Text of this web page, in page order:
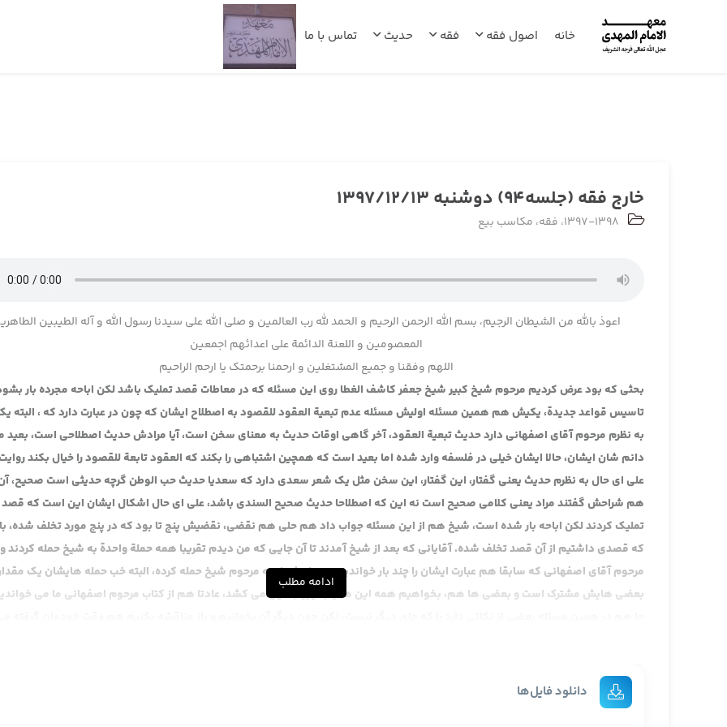
خانه اصول فقه فقه حدیث تماس با ما
خارج فقه (جلسه94) دوشنبه 1397/12/13
1397-1398، فقه، مکاسب بیع
اعوذ بالله من الشیطان الرجیم، بسم الله الرحمن الرحیم و الحمد لله رب العالمین و صلی الله علی سیدنا رسول الله و آله الطیبین
المعصومین و اللعنة الدائمة علی اعدائهم اجمعین
اللهم وفقنا و جمیع المشتغلین و ارحمنا برحمتک یا ارحم الراحیم
بحثی که بود عرض کردیم مرحوم شیخ کبیر شیخ جعفر کاشف الغطا روی این مسئله که در معاطات قصد تملیک باشد لکن اباحه مجرده بار
تاسیس قواعد جدیدة، یکیش هم همین مسئله اولیش مسئله عدم تبعیة العقود للقصود به اصطلاح ایشان که چون در عبارت دارد که ، البته
به نظرم مرحوم آقای اصفهانی دارد حدیث تبعیة العقود، آخر گاهی اوقات حدیث به معنای سخن است، آیا مرادش حدیث اصطلاحی است، بعید
دانم شان ایشان، حالا ایشان خیلی در فلسفه وارد شده اما بعید است که همچین اشتباهی را بکند که العقود تابعة للقصود را خیال بکند
علی ای حال به نظرم حدیث یعنی گفتار، این گفتار، این سخن مثل یک شعر سعدی دارد که سعدیا حدیث حب الوطن گرچه حدیثی است صحیح،
هم شراحش گفتند مراد یعنی کلامی صحیح است نه این که اصطلاحا حدیث صحیح السندی باشد، علی ای حال اشکال ایشان این است که
تملیک کردند لکن اباحه بار شده است، شیخ هم از این مسئله جواب داد هم حلی هم نقضی، نقضیش پنج تا بود که در پنج مورد تخلف شده،
که قصدی داشتیم از آن قصد تخلف شده. آقایانی که بعد از شیخ آمدند تا آن جایی که من دیدم تقریبا همه حملة واحدة به شیخ حمله کردند و
مرحوم آقای اصفهانی که سابقا هم عبارت ایشان را چند بار خواندیم نسبتا مفصل به مرحوم شیخ حمله کرده، البته خب حمله هایشان یک
بعضی هایش مشترک است و بعضی ها هم، بخواهیم همه این ها را بگوییم طول می کشد، عادتا هم از کتاب مرحوم اصفهانی ما می
است، مرحوم ایروانی است و مرحوم آقای خوئی، این هایی که من دیدم، حواشی ای که من دیدم، این مجموعه حواشی ای را که من دیدم همه
شان به مرحوم شیخ اشکال کردند، من یک فکری کردم دیدم باز بهتر از همه شان جمع و جورشان به یک معنایی یک مقدار هم تنوع بشود
ادامه مطلب
دانلود فایل‌ها